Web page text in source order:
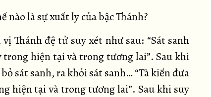
nào là sự xuất ly của bậc Thánh?
vị Thánh đệ tử suy xét như sau: “Sát sanh
trong hiện tại và trong tương lai”. Sau khi
sát sanh, ra khỏi sát sanh… “Tà kiến đưa
hiện tại và trong tương lai”. Sau khi suy